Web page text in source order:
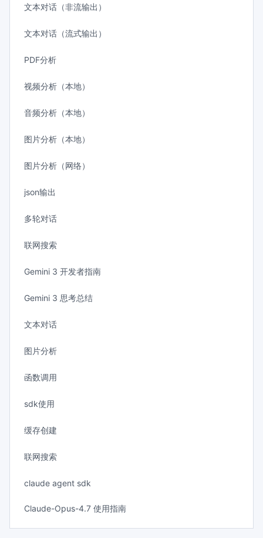
文本对话（非流输出）
文本对话（流式输出）
PDF分析
视频分析（本地）
音频分析（本地）
图片分析（本地）
图片分析（网络）
json输出
多轮对话
联网搜索
Gemini 3 开发者指南
Gemini 3 思考总结
文本对话
图片分析
函数调用
sdk使用
缓存创建
联网搜索
claude agent sdk
Claude-Opus-4.7 使用指南